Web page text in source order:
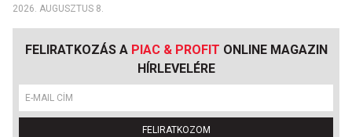
2026. AUGUSZTUS 8.
FELIRATKOZÁS A PIAC & PROFIT ONLINE MAGAZIN
HÍRLEVELÉRE
FELIRATKOZOM